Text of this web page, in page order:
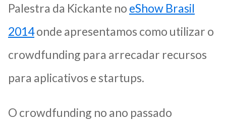
Palestra da Kickante no eShow Brasil
2014onde apresentamos como utilizar o
crowdfunding para arrecadar recursos
para aplicativos e startups.
O crowdfunding no ano passado